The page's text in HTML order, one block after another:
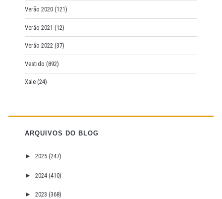
Verão 2020 (121)
Verão 2021 (12)
Verão 2022 (37)
Vestido (892)
Xale (24)
ARQUIVOS DO BLOG
► 2025 (247)
► 2024 (410)
► 2023 (368)